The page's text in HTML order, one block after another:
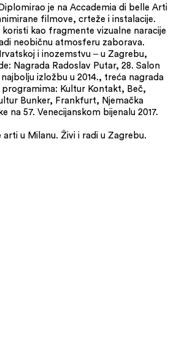
je na Accademia di belle Arti
filmove, crteže i instalacije.
kao fragmente vizualne naracije
neobičnu atmosferu zaborava.
i inozemstvu ‒ u Zagrebu,
Nagrada Radoslav Putar, 28. Salon
izložbu u 2014., treća nagrada
programima: Kultur Kontakt, Beč,
Bunker, Frankfurt, Njemačka
na 57. Venecijanskom bijenalu 2017.
u Milanu. Živi i radi u Zagrebu.